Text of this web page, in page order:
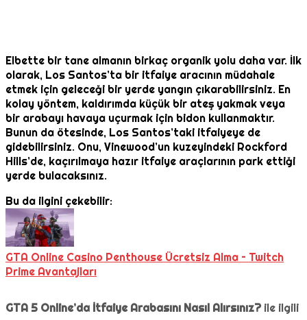
Elbette bir tane almanın birkaç organik yolu daha var. İlk
olarak, Los Santos’ta bir itfaiye aracının müdahale
etmek için geleceği bir yerde yangın çıkarabilirsiniz. En
kolay yöntem, kaldırımda küçük bir ateş yakmak veya
bir arabayı havaya uçurmak için bidon kullanmaktır.
Bunun da ötesinde, Los Santos’taki itfaiyeye de
gidebilirsiniz. Onu, Vinewood’un kuzeyindeki Rockford
Hills’de, kaçırılmaya hazır itfaiye araçlarının park ettiği
yerde bulacaksınız.
Bu da ilgini çekebilir:
GTA Online Casino Penthouse Ücretsiz Alma – Twitch
Prime Avantajları
GTA 5 Online’da İtfaiye Arabasını Nasıl Alırsınız? ile ilgili